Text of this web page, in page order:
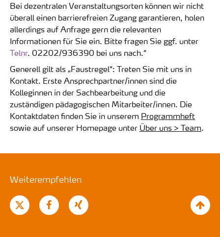
Bei dezentralen Veranstaltungsorten können wir nicht
überall einen barrierefreien Zugang garantieren, holen
allerdings auf Anfrage gern die relevanten
Informationen für Sie ein. Bitte fragen Sie ggf. unter
Telnr. 02202/936390 bei uns nach.“
Generell gilt als „Faustregel“: Treten Sie mit uns in
Kontakt. Erste Ansprechpartner/innen sind die
Kolleginnen in der Sachbearbeitung und die
zuständigen pädagogischen Mitarbeiter/innen. Die
Kontaktdaten finden Sie in unserem Programmheft
sowie auf unserer Homepage unter Über uns > Team.
Weiterempfehlen